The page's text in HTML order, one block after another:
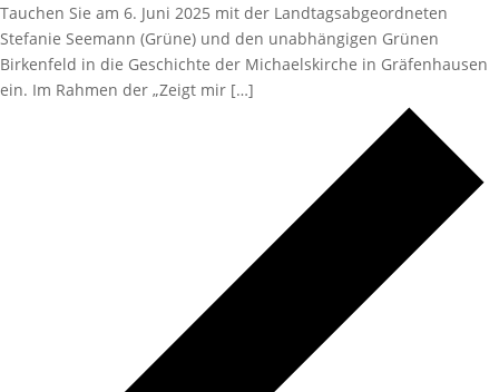
Tauchen Sie am 6. Juni 2025 mit der Landtagsabgeordneten
Stefanie Seemann (Grüne) und den unabhängigen Grünen
Birkenfeld in die Geschichte der Michaelskirche in Gräfenhausen
ein. Im Rahmen der „Zeigt mir […]